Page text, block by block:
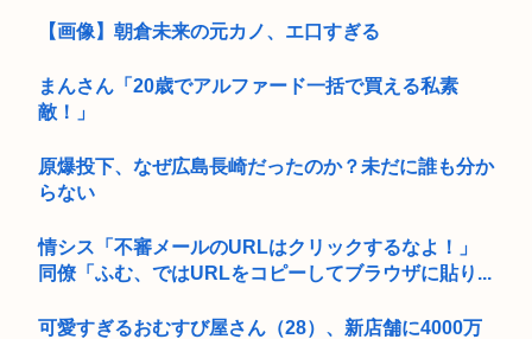
【画像】朝倉未来の元カノ、エ口すぎる
まんさん「20歳でアルファード一括で買える私素
敵！」
原爆投下、なぜ広島長崎だったのか？未だに誰も分か
らない
情シス「不審メールのURLはクリックするなよ！」
同僚「ふむ、ではURLをコピーしてブラウザに貼り...
可愛すぎるおむすび屋さん（28）、新店舗に4000万